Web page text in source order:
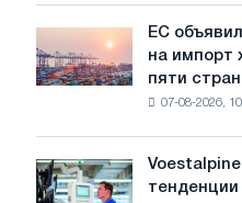
трамвайных
путей
Ярославля
объявил
окончательные
холоднокатаной
ЕС
на импорт
пяти стран
07-08-2026,
Voestalpine
ожидает,
тенденции